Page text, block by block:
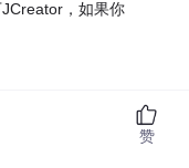
，如果你
赞